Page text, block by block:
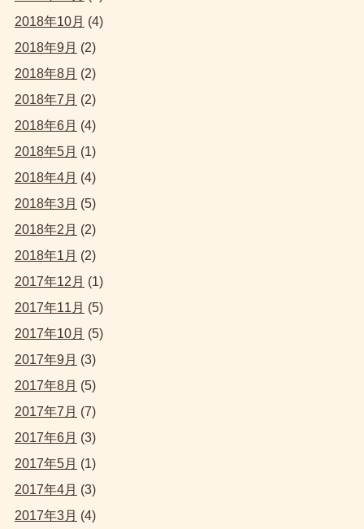
2018年10月 (4)
2018年9月 (2)
2018年8月 (2)
2018年7月 (2)
2018年6月 (4)
2018年5月 (1)
2018年4月 (4)
2018年3月 (5)
2018年2月 (2)
2018年1月 (2)
2017年12月 (1)
2017年11月 (5)
2017年10月 (5)
2017年9月 (3)
2017年8月 (5)
2017年7月 (7)
2017年6月 (3)
2017年5月 (1)
2017年4月 (3)
2017年3月 (4)